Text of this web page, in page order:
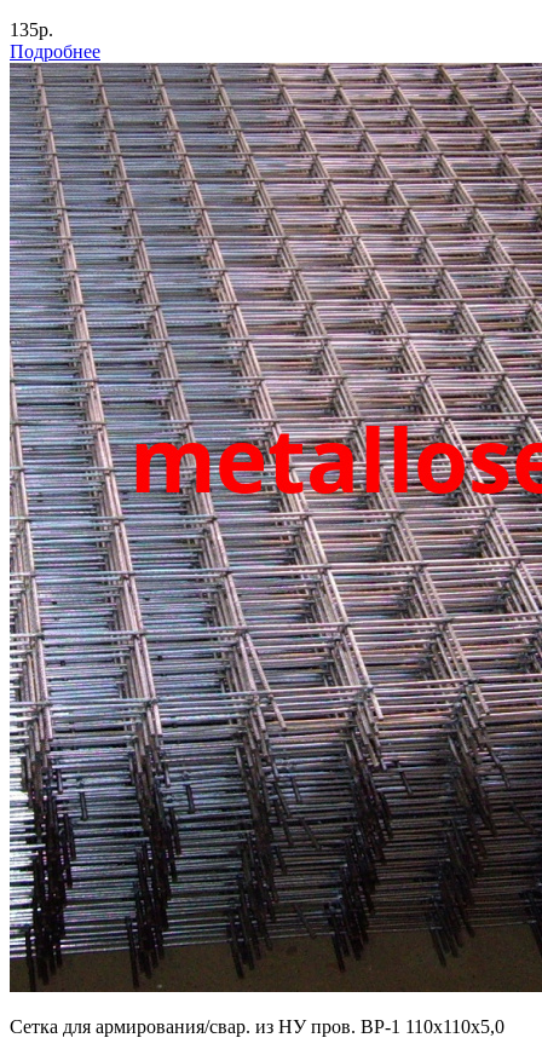
135р.
Подробнее
Сетка для армирования/свар. из НУ пров. ВР-1 110х110х5,0